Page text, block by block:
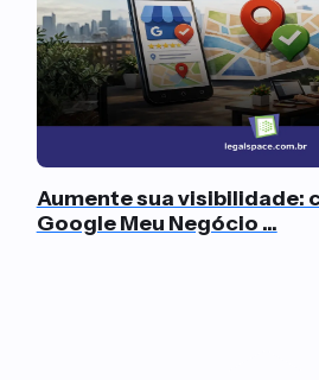
Aumente sua visibilidade:
Google Meu Negócio ...